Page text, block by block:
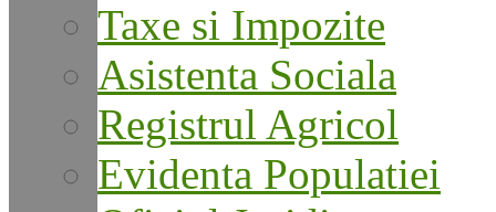
Taxe si Impozite
Asistenta Sociala
Registrul Agricol
Evidenta Populatiei